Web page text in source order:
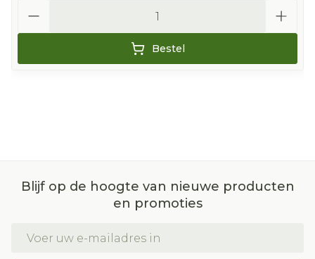
Bestel
Blijf op de hoogte van nieuwe producten
en promoties